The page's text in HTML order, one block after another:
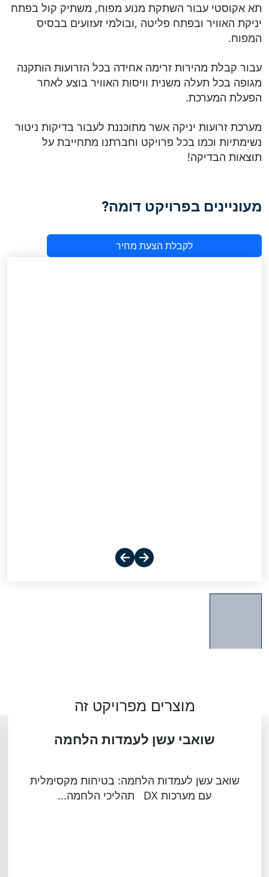
תא אקוסטי עבור השתקת מנוע מפוח, משתיק קול בפתח
יניקת האוויר ובפתח פליטה ,ובולמי זעזועים בבסיס
המפוח.
עבור קבלת מהירות זרימה אחידה בכל הזרועות הותקנה
מגופה בכל תעלה משנית וויסות האוויר בוצע לאחר
הפעלת המערכת.
מערכת זרועות יניקה אשר מתוכננת לעבור בדיקות ניטור
נשימתיות וכמו בכל פרויקט וחברתנו מתחייבת על
תוצאות הבדיקה!
מעוניינים בפרויקט דומה?
לקבלת הצעת מחיר
מוצרים מפרויקט זה
שואבי עשן לעמדות הלחמה
שואב עשן לעמדות הלחמה: בטיחות מקסימלית
עם מערכות DX תהליכי הלחמה...